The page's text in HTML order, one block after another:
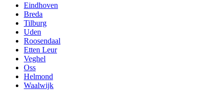
Eindhoven
Breda
Tilburg
Uden
Roosendaal
Etten Leur
Veghel
Oss
Helmond
Waalwijk